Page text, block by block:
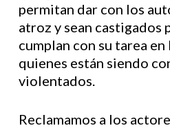
permitan dar con los
atroz y sean castigados
cumplan con su tarea
quienes están siendo
violentados.
Reclamamos a los